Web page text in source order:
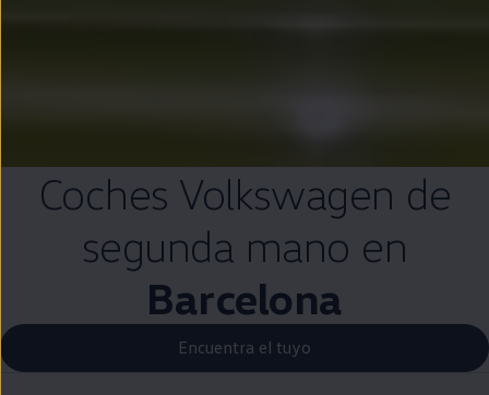
Coches Volkswagen de
segunda mano en
Barcelona
Encuentra el tuyo